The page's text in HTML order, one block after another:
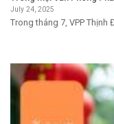
July 24, 2025
Trong tháng 7, VPP Thịnh